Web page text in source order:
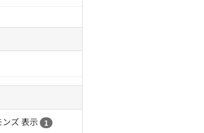
ズ 表示
1